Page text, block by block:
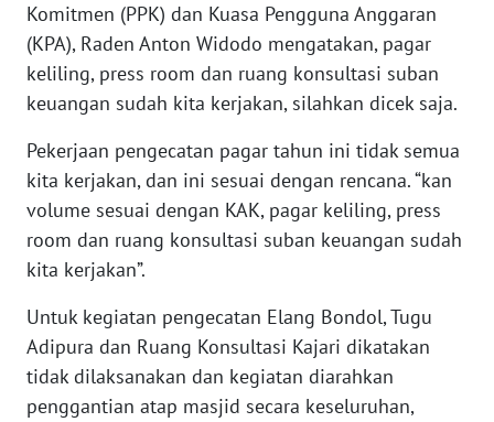
Komitmen (PPK) dan Kuasa Pengguna Anggaran
(KPA), Raden Anton Widodo mengatakan, pagar
keliling, press room dan ruang konsultasi suban
keuangan sudah kita kerjakan, silahkan dicek saja.
Pekerjaan pengecatan pagar tahun ini tidak semua
kita kerjakan, dan ini sesuai dengan rencana. “kan
volume sesuai dengan KAK, pagar keliling, press
room dan ruang konsultasi suban keuangan sudah
kita kerjakan”.
Untuk kegiatan pengecatan Elang Bondol, Tugu
Adipura dan Ruang Konsultasi Kajari dikatakan
tidak dilaksanakan dan kegiatan diarahkan
penggantian atap masjid secara keseluruhan,
WN
SULTENG
WN
WN
BABEL
WN
WN
SUMSEL